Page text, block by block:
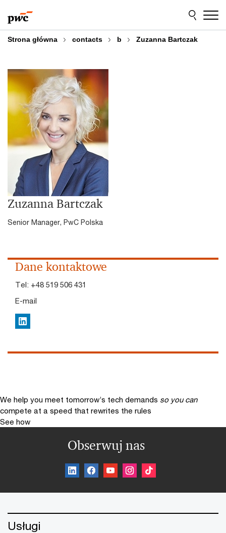
do
treści
do
stopki
Strona główna contacts b Zuzanna Bartczak
Zuzanna Bartczak
Senior Manager, PwC Polska
Dane kontaktowe
Tel: +48 519 506 431
E-mail
LinkedIn
We help you meet tomorrow’s tech demands so you can
compete at a speed that rewrites the rules
See how
Obserwuj nas
Usługi